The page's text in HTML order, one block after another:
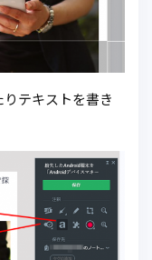
テキストを書き